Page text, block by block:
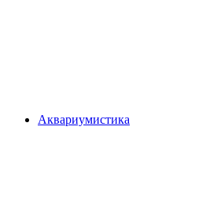
Аквариумистика